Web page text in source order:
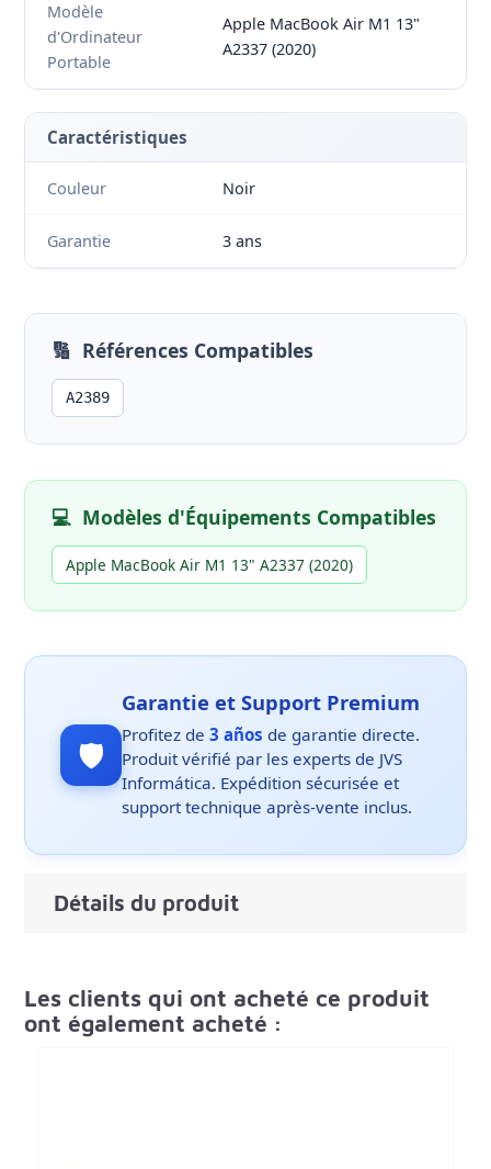
Modèle
d'Ordinateur
Portable
Apple MacBook Air M1 13"
A2337 (2020)
Caractéristiques
Couleur Noir
Garantie 3 ans
🔢 Références Compatibles
A2389
💻 Modèles d'Équipements Compatibles
Apple MacBook Air M1 13" A2337 (2020)
🛡️
Garantie et Support Premium
Profitez de3 años de garantie directe.
Produit vérifié par les experts de JVS
Informática. Expédition sécurisée et
support technique après-vente inclus.
Détails du produit
Les clients qui ont acheté ce produit
ont également acheté :